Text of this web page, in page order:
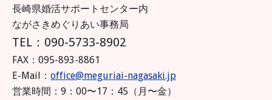
長崎県婚活サポートセンター内
ながさきめぐりあい事務局
TEL：090-5733-8902
FAX：095-893-8861
E-Mail： office@meguriai-nagasaki.jp
営業時間：9：00〜17：45（月〜金）